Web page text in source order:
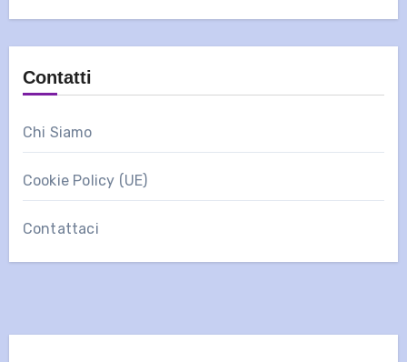
Contatti
Chi Siamo
Cookie Policy (UE)
Contattaci